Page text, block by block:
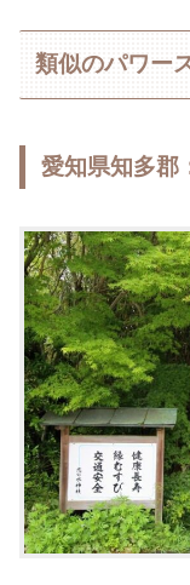
類似のパワー
愛知県知多郡